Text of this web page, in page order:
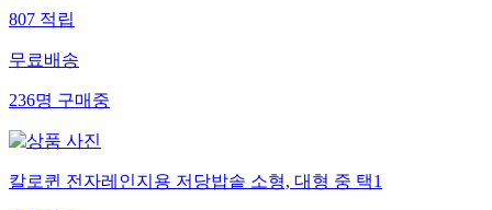
807적립
무료배송
236명구매중
칼로퀸 전자레인지용 저당밥솥 소형, 대형 중 택1